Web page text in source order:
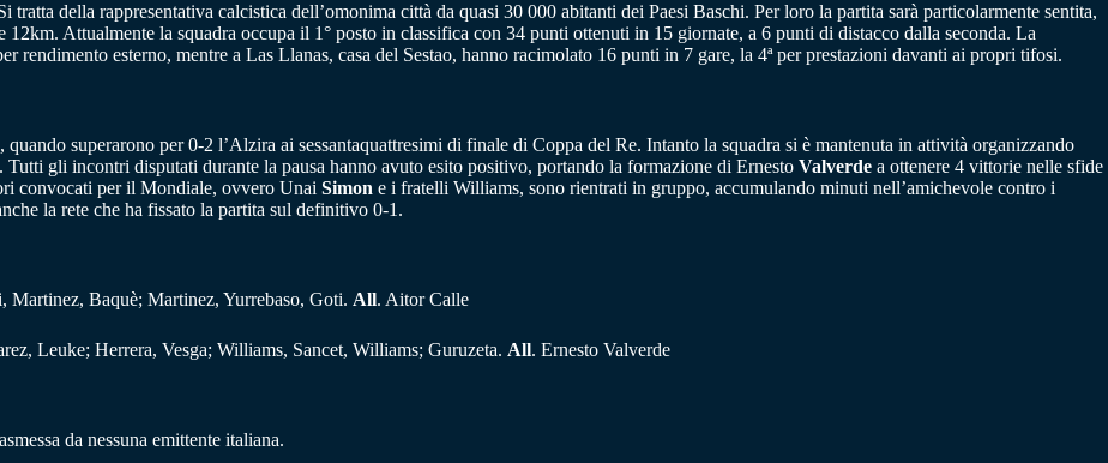
tratta della rappresentativa calcistica dell’omonima città da quasi 30 000 abitanti dei Paesi Baschi. Per loro la partita sarà particolarmente sentita,
Attualmente la squadra occupa il 1° posto in classifica con 34 punti ottenuti in 15 giornate, a 6 punti di distacco dalla seconda. La
rendimento esterno, mentre a Las Llanas, casa del Sestao, hanno racimolato 16 punti in 7 gare, la 4ª per prestazioni davanti ai propri tifosi.
superarono per 0-2 l’Alzira ai sessantaquattresimi di finale di Coppa del Re. Intanto la squadra si è mantenuta in attività organizzando
gli incontri disputati durante la pausa hanno avuto esito positivo, portando la formazione di Ernesto Valverde a ottenere 4 vittorie nelle sfide
convocati per il Mondiale, ovvero Unai Simon e i fratelli Williams, sono rientrati in gruppo, accumulando minuti nell’amichevole contro i
la rete che ha fissato la partita sul definitivo 0-1.
Baquè; Martinez, Yurrebaso, Goti. All. Aitor Calle
Leuke; Herrera, Vesga; Williams, Sancet, Williams; Guruzeta. All. Ernesto Valverde
da nessuna emittente italiana.